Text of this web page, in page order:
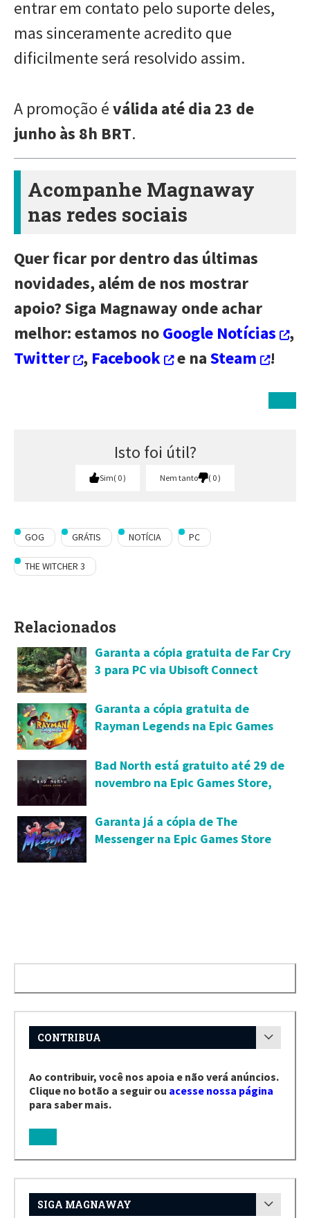
entrar em contato pelo suporte deles,
mas sinceramente acredito que
dificilmente será resolvido assim.
A promoção éválida até dia 23 de
junho às 8h BRT.
Acompanhe Magnaway
nas redes sociais
Quer ficar por dentro das últimas
novidades, além de nos mostrar
apoio? Siga Magnaway onde achar
melhor: estamos noGoogle Notícias
,
Twitter
, Facebook e naSteam !
Isto foi útil?
Sim 0 Nem tanto 0
GOG GRÁTIS NOTÍCIA PC
THE WITCHER 3
Relacionados
Garanta a cópia gratuita de Far Cry
3 para PC via Ubisoft Connect
Garanta a cópia gratuita de
Rayman Legends na Epic Games
Bad North está gratuito até 29 de
novembro na Epic Games Store,
Garanta já a cópia de The
Messenger na Epic Games Store
CONTRIBUA
Ao contribuir, você nos apoia e não verá anúncios.
Clique no botão a seguir ou acesse nossa página
para saber mais.
SIGA MAGNAWAY